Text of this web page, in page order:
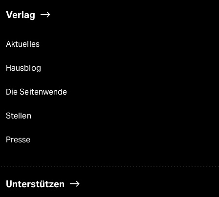
Verlag
Aktuelles
Hausblog
Die Seitenwende
Stellen
Presse
Unterstützen